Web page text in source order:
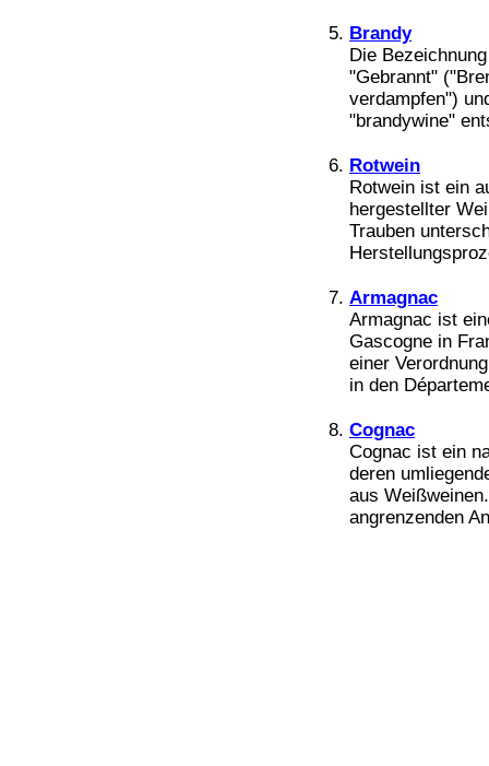
Brandy
Die
"Gebrannt"
verdampfen")
"brandywine"
Rotwein
Rotwein ist ein
hergestellter
Trauben
Armagnac
Armagnac ist
Gascogne in
einer
in den
Cognac
Cognac ist ein
deren
aus
angrenzenden